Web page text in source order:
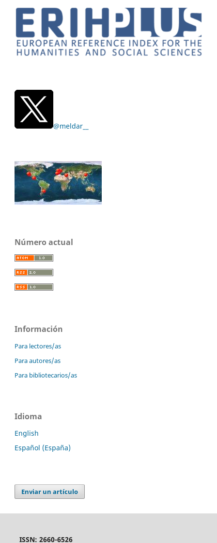
@meldar__
Número actual
Información
Para lectores/as
Para autores/as
Para bibliotecarios/as
Idioma
English
Español (España)
Enviar un artículo
ISSN: 2660-6526